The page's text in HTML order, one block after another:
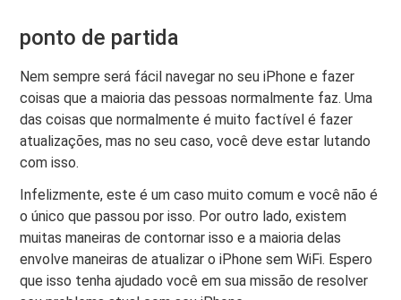
ponto de partida
Nem sempre será fácil navegar no seu iPhone e fazer
coisas que a maioria das pessoas normalmente faz. Uma
das coisas que normalmente é muito factível é fazer
atualizações, mas no seu caso, você deve estar lutando
com isso.
Infelizmente, este é um caso muito comum e você não é
o único que passou por isso. Por outro lado, existem
muitas maneiras de contornar isso e a maioria delas
envolve maneiras de atualizar o iPhone sem WiFi. Espero
que isso tenha ajudado você em sua missão de resolver